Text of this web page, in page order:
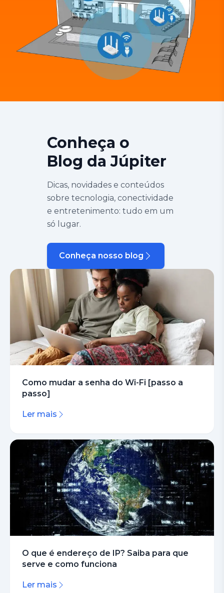
Conheça o
Blog da Júpiter
Dicas, novidades e conteúdos
sobre tecnologia, conectividade
e entretenimento: tudo em um
só lugar.
Conheça nosso blog
Como mudar a senha do Wi-Fi [passo a
passo]
Ler mais
O que é endereço de IP? Saiba para que
serve e como funciona
Ler mais